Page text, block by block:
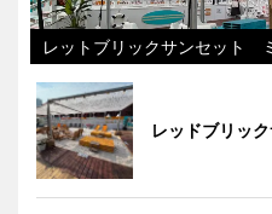
レットブリックサンセット
レッドブリッ